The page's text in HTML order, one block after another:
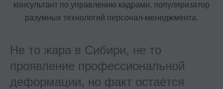
консультант по управлению кадрами, популяризатор
разумных технологий персонал-менеджмента.
Не то жара в Сибири, не то
проявление профессиональной
деформации, но факт остаётся